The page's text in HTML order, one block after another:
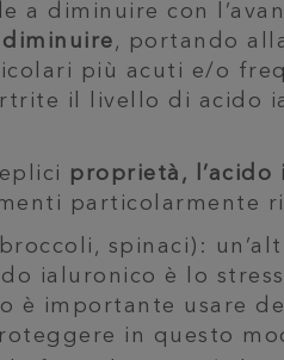
a diminuire con
, portando
più acuti e/o
il livello di acido
proprietà, l’acido
particolarmente
spinaci):
ialuronico è lo
è importante usare
in questo